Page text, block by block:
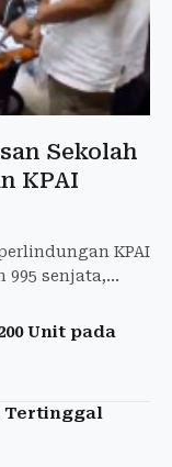
Sekolah
KPAI
KPAI
995 senjata,
Unit pada
Tertinggal